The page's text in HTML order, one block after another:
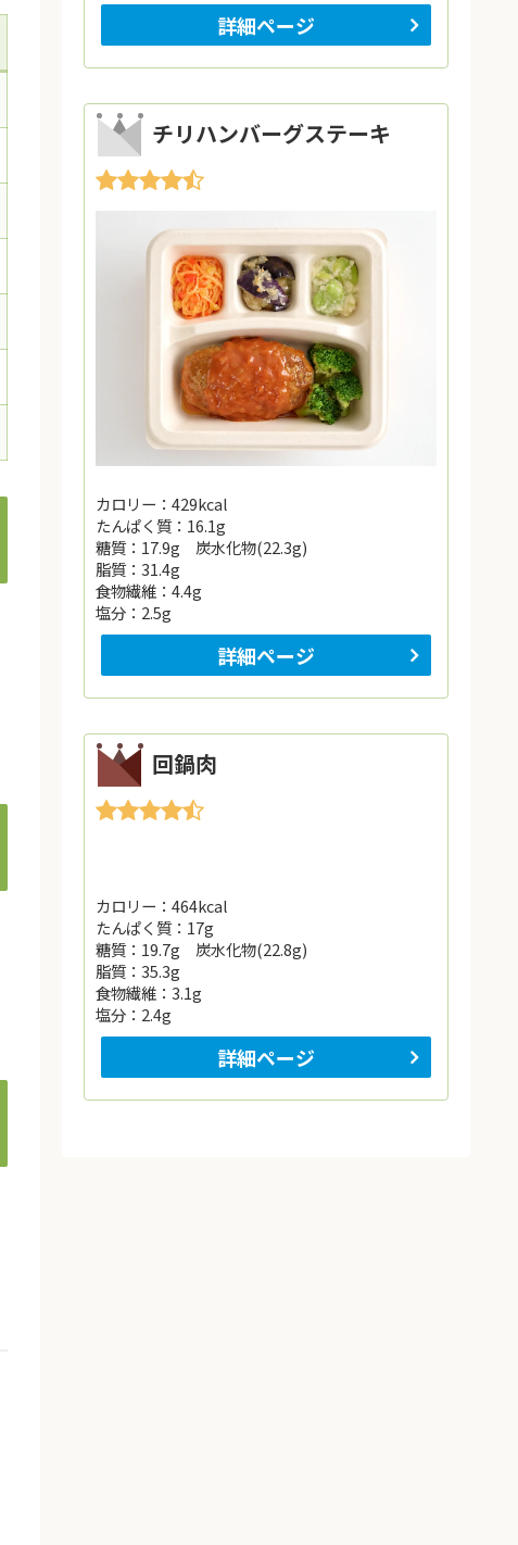
詳細ページ
チリハンバーグステーキ
カロリー：429kcal
たんぱく質：16.1g
糖質：17.9g 炭水化物(22.3g)
脂質：31.4g
食物繊維：4.4g
塩分：2.5g
詳細ページ
回鍋肉
カロリー：464kcal
たんぱく質：17g
糖質：19.7g 炭水化物(22.8g)
脂質：35.3g
食物繊維：3.1g
塩分：2.4g
詳細ページ